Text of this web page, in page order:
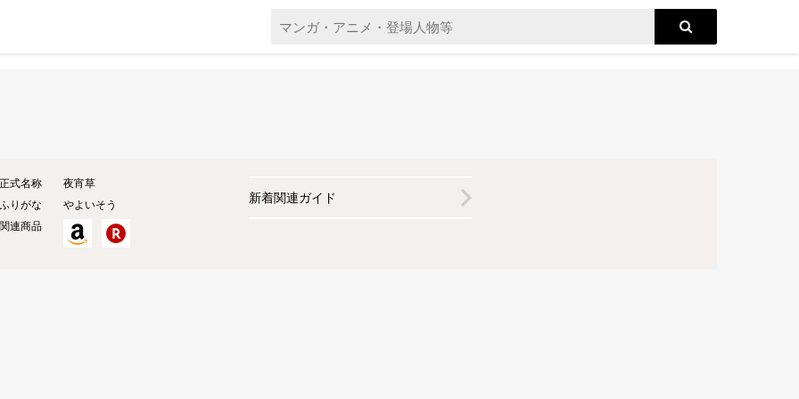
正式名称
夜宵草
ふりがな
やよいそう
関連商品
新着関連ガイド